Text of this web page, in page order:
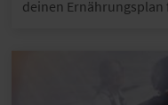
deinen Ernährungsplan